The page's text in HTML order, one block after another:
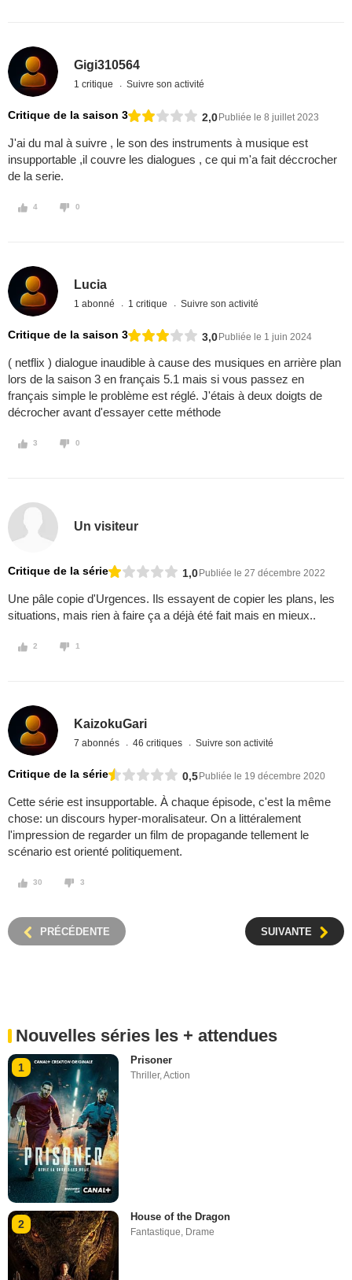
Gigi310564
1 critique Suivre son activité
Critique de la saison 3 2,0 Publiée le 8 juillet 2023
J'ai du mal à suivre , le son des instruments à musique est
insupportable ,il couvre les dialogues , ce qui m'a fait déccrocher
de la serie.
4 0
Lucia
1 abonné 1 critique Suivre son activité
Critique de la saison 3 3,0 Publiée le 1 juin 2024
( netflix ) dialogue inaudible à cause des musiques en arrière plan
lors de la saison 3 en français 5.1 mais si vous passez en
français simple le problème est réglé. J'étais à deux doigts de
décrocher avant d'essayer cette méthode
3 0
Un visiteur
Critique de la série 1,0 Publiée le 27 décembre 2022
Une pâle copie d'Urgences. Ils essayent de copier les plans, les
situations, mais rien à faire ça a déjà été fait mais en mieux..
2 1
KaizokuGari
7 abonnés 46 critiques Suivre son activité
Critique de la série 0,5 Publiée le 19 décembre 2020
Cette série est insupportable. À chaque épisode, c'est la même
chose: un discours hyper-moralisateur. On a littéralement
l'impression de regarder un film de propagande tellement le
scénario est orienté politiquement.
30 3
PRÉCÉDENTE SUIVANTE
Nouvelles séries les + attendues
1
Prisoner
Thriller,Action
2
House of the Dragon
Fantastique Drame